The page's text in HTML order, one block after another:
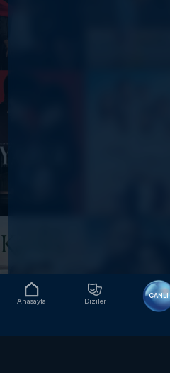
Anasayfa Diziler
CANLI